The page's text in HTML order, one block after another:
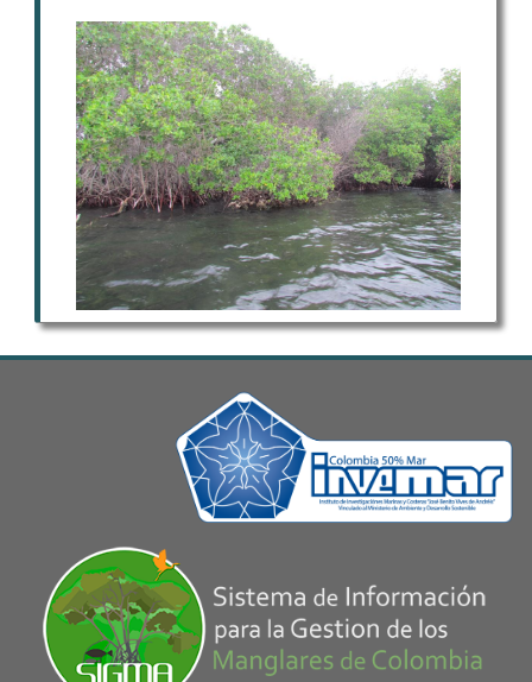
apoyo de Corpoguajira en la ciudad de
Riohacha entre del 17 al 20 de Noviembre. Al
Taller atendieron representantes de las
Corporaciones Autónomas Regionales de los
departamentos de Chocó (Codechocó),
Cauca (CRC), Córdoba (CVS), San Andrés,
Providencia y Santa Catalina (Coralina), La
Guajira (Corpoguajira), Atlántico (CRA);
Parques Nacionales Naturales (SFF Ciénaga
Grande de Santa Marta); Conservación
Internacional (CI) y el Instituto de
Investigaciones Marinas y Costeras "José